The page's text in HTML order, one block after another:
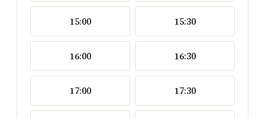
15:00 15:30
16:00 16:30
17:00 17:30